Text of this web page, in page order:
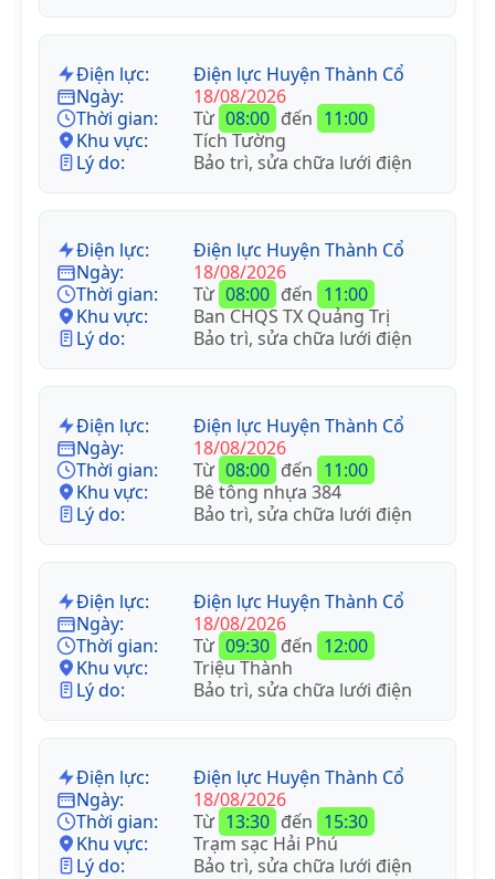
Điện lực:
Điện lực Huyện Thành Cổ
Ngày:
18/08/2026
Thời gian:
Từ 08:00 đến 11:00
Khu vực:
Tích Tường
Lý do:
Bảo trì, sửa chữa lưới điện
Điện lực:
Điện lực Huyện Thành Cổ
Ngày:
18/08/2026
Thời gian:
Từ 08:00 đến 11:00
Khu vực:
Ban CHQS TX Quảng Trị
Lý do:
Bảo trì, sửa chữa lưới điện
Điện lực:
Điện lực Huyện Thành Cổ
Ngày:
18/08/2026
Thời gian:
Từ 08:00 đến 11:00
Khu vực:
Bê tông nhựa 384
Lý do:
Bảo trì, sửa chữa lưới điện
Điện lực:
Điện lực Huyện Thành Cổ
Ngày:
18/08/2026
Thời gian:
Từ 09:30 đến 12:00
Khu vực:
Triệu Thành
Lý do:
Bảo trì, sửa chữa lưới điện
Điện lực:
Điện lực Huyện Thành Cổ
Ngày:
18/08/2026
Thời gian:
Từ 13:30 đến 15:30
Khu vực:
Trạm sạc Hải Phú
Lý do:
Bảo trì, sửa chữa lưới điện